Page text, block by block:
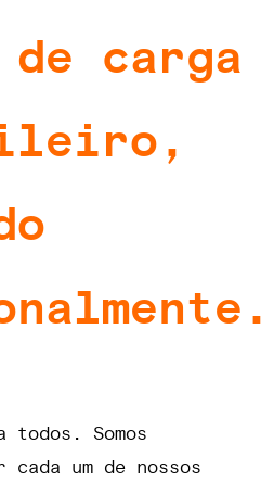
de carga
todos. Somos
cada um de nossos